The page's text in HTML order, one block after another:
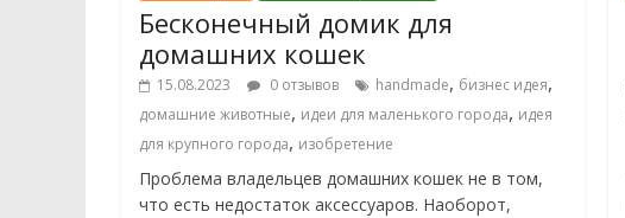
Бесконечный домик для
домашних кошек
15.08.2023 0 отзывов handmade, бизнес идея,
домашние животные, идеи для маленького города, идея
для крупного города, изобретение
Проблема владельцев домашних кошек не в том,
что есть недостаток аксессуаров. Наоборот,